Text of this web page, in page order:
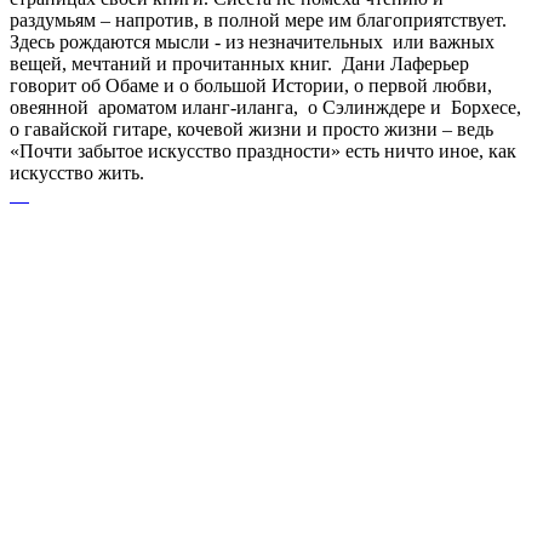
раздумьям – напротив, в полной мере им благоприятствует.
Здесь рождаются мысли - из незначительных или важных
вещей, мечтаний и прочитанных книг. Дани Лаферьер
говорит об Обаме и о большой Истории, о первой любви,
овеянной ароматом иланг-иланга, о Сэлинждере и Борхесе,
о гавайской гитаре, кочевой жизни и просто жизни – ведь
«Почти забытое искусство праздности» есть ничто иное, как
искусство жить.